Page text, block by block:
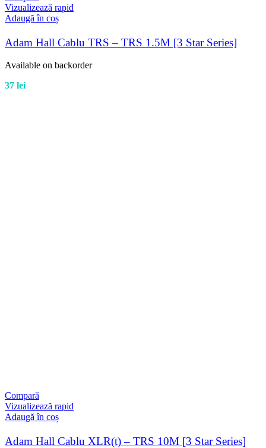
Vizualizează rapid
Adaugă în coș
Adam Hall Cablu TRS – TRS 1.5M [3 Star Series]
Available on backorder
37 lei
Compară
Vizualizează rapid
Adaugă în coș
Adam Hall Cablu XLR(t) – TRS 10M [3 Star Series]